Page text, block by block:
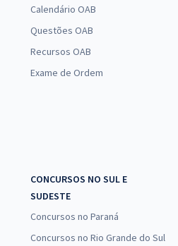
Calendário OAB
Questões OAB
Recursos OAB
Exame de Ordem
CONCURSOS NO SUL E
SUDESTE
Concursos no Paraná
Concursos no Rio Grande do Sul